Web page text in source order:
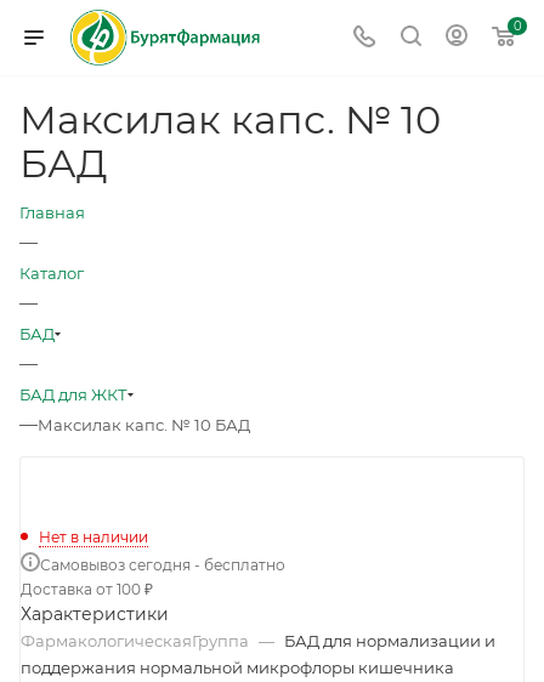
0
Максилак капс. № 10
БАД
Главная
—
Каталог
—
БАД
—
БАД для ЖКТ
—Максилак капс. № 10 БАД
Нет в наличии
Самовывоз сегодня - бесплатно
Доставка от 100 ₽
Характеристики
ФармакологическаяГруппа — БАД для нормализации и
поддержания нормальной микрофлоры кишечника